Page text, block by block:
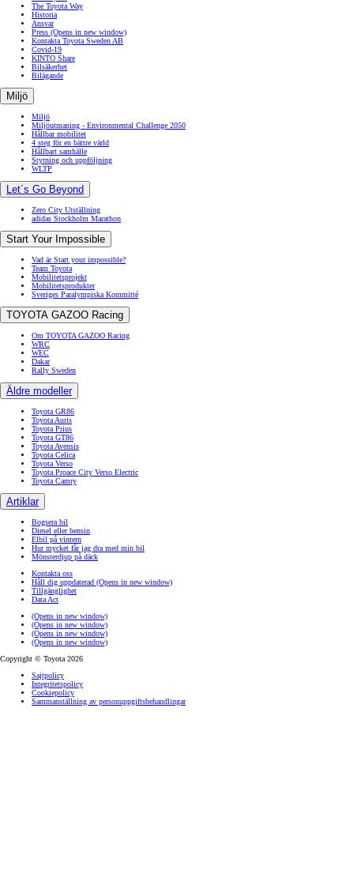
The Toyota Way
Historia
Ansvar
Press (Opens in new window)
Kontakta Toyota Sweden AB
Covid-19
KINTO Share
Bilsäkerhet
Bilägande
Miljö
Miljö
Miljöutmaning - Environmental Challenge 2050
Hållbar mobilitet
4 steg för en bättre värld
Hållbart samhälle
Styrning och uppföljning
WLTP
Let´s Go Beyond
Zero City Utställning
adidas Stockholm Marathon
Start Your Impossible
Vad är Start your impossible?
Team Toyota
Mobilitetsprojekt
Mobilitetsprodukter
Sveriges Paralympiska Kommitté
TOYOTA GAZOO Racing
Om TOYOTA GAZOO Racing
WRC
WEC
Dakar
Rally Sweden
Äldre modeller
Toyota GR86
Toyota Auris
Toyota Prius
Toyota GT86
Toyota Avensis
Toyota Celica
Toyota Verso
Toyota Proace City Verso Electric
Toyota Camry
Artiklar
Bogsera bil
Diesel eller bensin
Elbil på vintern
Hur mycket får jag dra med min bil
Mönsterdjup på däck
Kontakta oss
Håll dig uppdaterad (Opens in new window)
Tillgänglighet
Data Act
(Opens in new window)
(Opens in new window)
(Opens in new window)
(Opens in new window)
Copyright © Toyota 2026
Sajtpolicy
Integritetspolicy
Cookiepolicy
Sammanställning av personuppgiftsbehandlingar